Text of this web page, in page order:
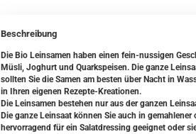
Beschreibung
Die Bio Leinsamen haben einen fein-nussigen
Müsli, Joghurt und Quarkspeisen. Die ganze
sollten Sie die Samen am besten über Nacht in
in Ihren eigenen Rezepte-Kreationen.
Die Leinsamen bestehen nur aus der ganzen
Die ganze Leinsaat können Sie auch in
hervorragend für ein Salatdressing geeignet oder